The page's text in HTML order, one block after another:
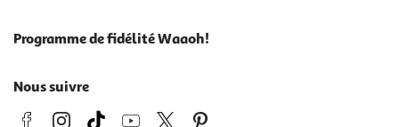
Programme de fidélité Waaoh!
Nous suivre